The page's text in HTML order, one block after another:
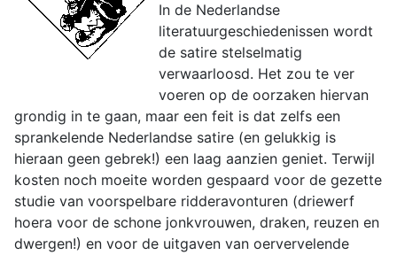
In de Nederlandse
literatuurgeschiedenissen wordt
de satire stelselmatig
verwaarloosd. Het zou te ver
voeren op de oorzaken hiervan
grondig in te gaan, maar een feit is dat zelfs een
sprankelende Nederlandse satire (en gelukkig is
hieraan geen gebrek!) een laag aanzien geniet. Terwijl
kosten noch moeite worden gespaard voor de gezette
studie van voorspelbare ridderavonturen (driewerf
hoera voor de schone jonkvrouwen, draken, reuzen en
dwergen!) en voor de uitgaven van oervervelende